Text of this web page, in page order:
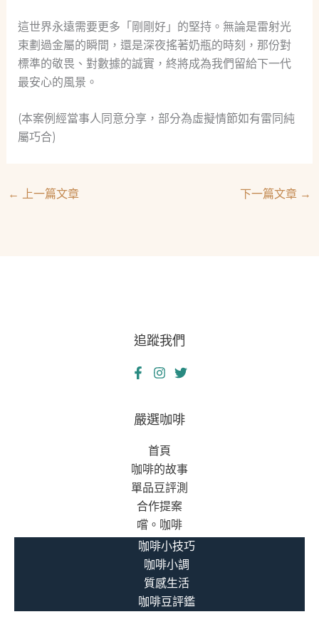
這世界永遠需要更多「剛剛好」的堅持。無論是雷射光
束劃過金屬的瞬間，還是深夜搖著奶瓶的時刻，那份對
標準的敬畏、對數據的誠實，終將成為我們留給下一代
最安心的風景。
(本案例經當事人同意分享，部分為虛擬情節如有雷同純
屬巧合)
← 上一篇文章 下一篇文章 →
追蹤我們
嚴選咖啡
首頁
咖啡的故事
單品豆評測
合作提案
嚐。咖啡
咖啡小技巧
咖啡小調
質感生活
咖啡豆評鑑